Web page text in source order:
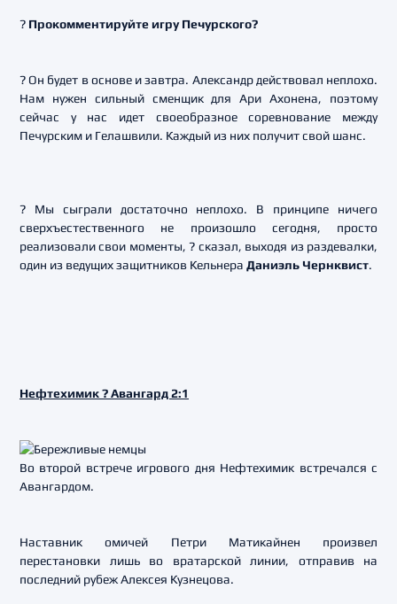
? Прокомментируйте игру Печурского?
? Он будет в основе и завтра. Александр действовал неплохо.
Нам нужен сильный сменщик для Ари Ахонена, поэтому
сейчас у нас идет своеобразное соревнование между
Печурским и Гелашвили. Каждый из них получит свой шанс.
? Мы сыграли достаточно неплохо. В принципе ничего
сверхъестественного не произошло сегодня, просто
реализовали свои моменты, ? сказал, выходя из раздевалки,
один из ведущих защитников Кельнера Даниэль Чернквист.
Нефтехимик ? Авангард 2:1
Во второй встрече игрового дня Нефтехимик встречался с
Авангардом.
Наставник омичей Петри Матикайнен произвел
перестановки лишь во вратарской линии, отправив на
последний рубеж Алексея Кузнецова.